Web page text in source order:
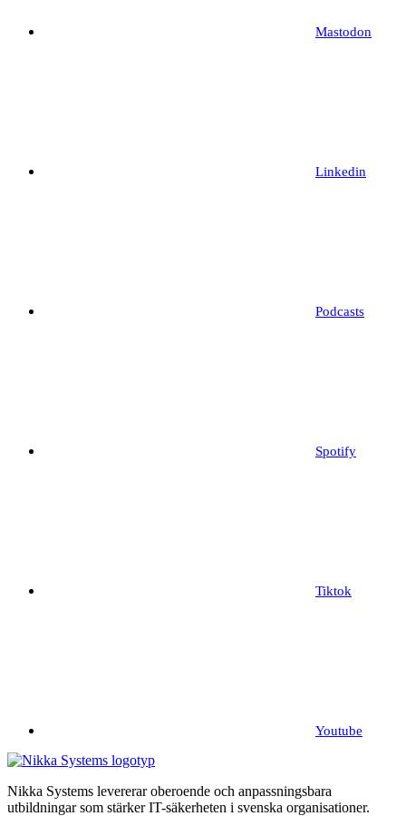
Mastodon
Linkedin
Podcasts
Spotify
Tiktok
Youtube
Nikka Systems levererar oberoende och anpassningsbara
utbildningar som stärker IT-säkerheten i svenska organisationer.